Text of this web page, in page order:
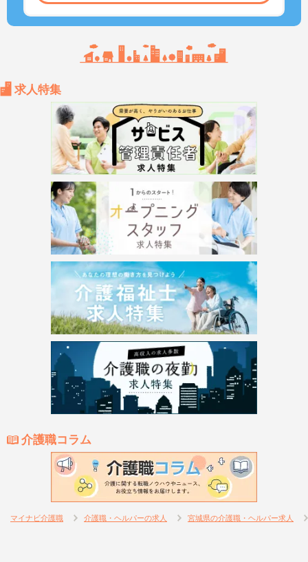
求人特集
介護職コラム
マイナビ介護職 介護職・ヘルパーの求人 宮城県の介護職・ヘルパー求人